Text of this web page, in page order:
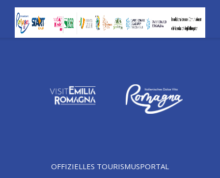
OFFIZIELLES TOURISMUSPORTAL